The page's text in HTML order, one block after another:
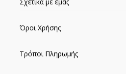
Όροι Χρήσης
Τρόποι Πληρωμής